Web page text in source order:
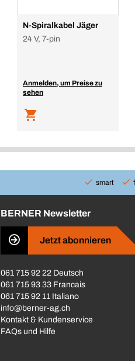
N-Spiralkabel Jäger
24 V, 7-pin
Anmelden, um Preise zu
sehen
smart
BERNER Newsletter
Jetzt abonnieren
061 715 92 22 Deutsch
061 715 93 33 Francais
061 715 92 11 Italiano
info@berner-ag.ch
Kontakt & Kundenservice
FAQs und Hilfe